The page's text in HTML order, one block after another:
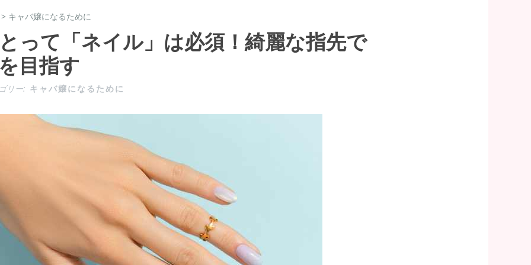
キャバ嬢になるために
って「ネイル」は必須！綺麗な指先で
目指す
リー: キャバ嬢になるために